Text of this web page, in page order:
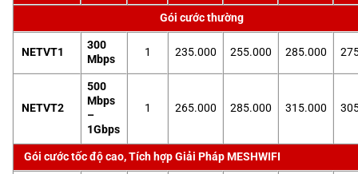
Gói cước thường
NETVT1
300
Mbps
1 235.000 255.000 285.000
NETVT2
500
Mbps
–
1Gbps
1 265.000 285.000 315.000
Gói cước tốc độ cao, Tích hợp Giải Pháp MESHWIFI